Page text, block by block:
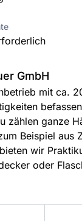
GmbH
mit ca.
zählen ganze
Beispiel aus
wir
oder